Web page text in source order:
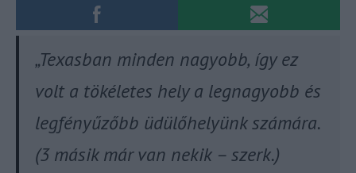
„Texasban minden nagyobb, így ez
volt a tökéletes hely a legnagyobb és
legfényűzőbb üdülőhelyünk számára.
(3 másik már van nekik – szerk.)